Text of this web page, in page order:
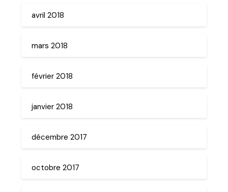
avril 2018
mars 2018
février 2018
janvier 2018
décembre 2017
octobre 2017